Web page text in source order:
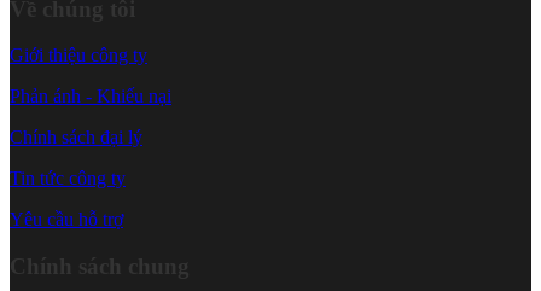
Về chúng tôi
Giới thiệu công ty
Phản ánh - Khiếu nại
Chính sách đại lý
Tin tức công ty
Yêu cầu hỗ trợ
Chính sách chung